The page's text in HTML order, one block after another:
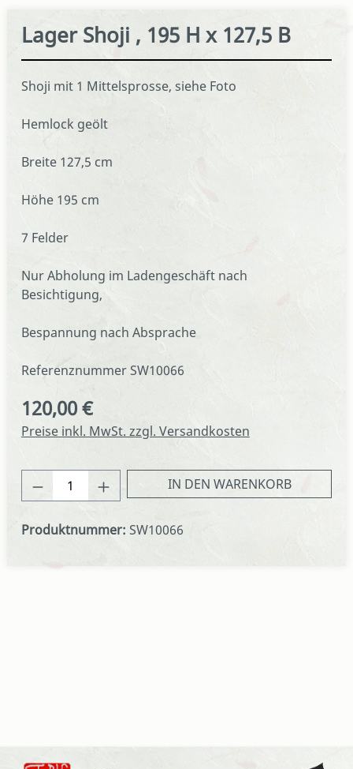
Lager Shoji , 195 H x 127,5 B
Shoji mit 1 Mittelsprosse, siehe Foto
Hemlock geölt
Breite 127,5 cm
Höhe 195 cm
7 Felder
Nur Abholung im Ladengeschäft nach
Besichtigung,
Bespannung nach Absprache
Referenznummer SW10066
Regulärer Preis:
120,00 €
Preise inkl. MwSt. zzgl. Versandkosten
Produkt Anzahl: Gib denIN DEN WARENKORB
Produktnummer: SW10066